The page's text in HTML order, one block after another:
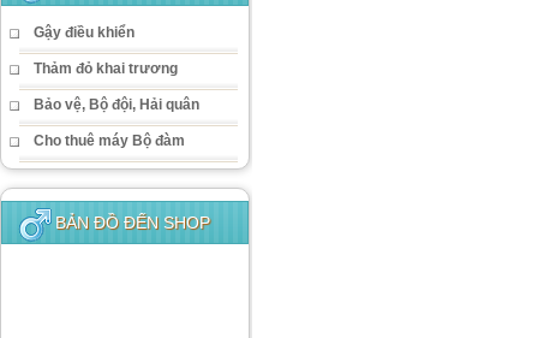
Gậy điều khiển
Thảm đỏ khai trương
Bảo vệ, Bộ đội, Hải quân
Cho thuê máy Bộ đàm
BẢN ĐỒ ĐẾN SHOP